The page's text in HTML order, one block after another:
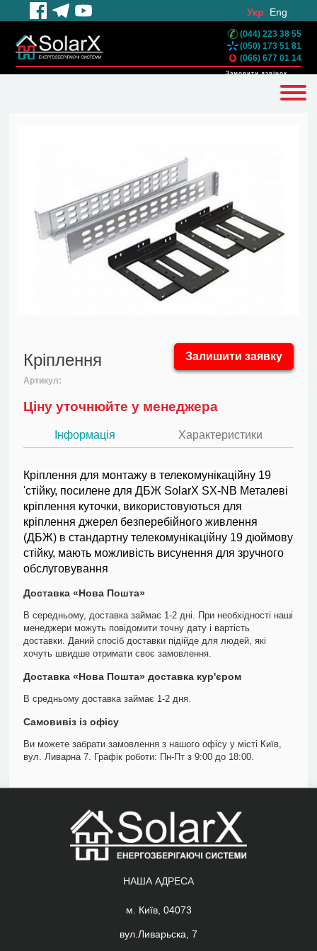
Укр Eng
(044) 223 38 55
(050) 173 51 81
(066) 677 01 14
Замовити дзвінок
Кріплення Залишити заявку
Артикул:
Ціну уточнюйте у менеджера
Інформація Характеристики
Кріплення для монтажу в телекомунікаційну 19
'стійку, посилене для ДБЖ SolarX SX-NB Металеві
кріплення куточки, використовуються для
кріплення джерел безперебійного живлення
(ДБЖ) в стандартну телекомунікаційну 19 дюймову
стійку, мають можливість висунення для зручного
обслуговування
Доставка «Нова Пошта»
В середньому, доставка займає 1-2 дні. При необхідності наші
менеджери можуть повідомити точну дату і вартість
доставки. Даний спосіб доставки підійде для людей, які
хочуть швидше отримати своє замовлення.
Доставка «Нова Пошта» доставка кур'єром
В средньому доставка займає 1-2 дня.
Самовивіз із офісу
Ви можете забрати замовлення з нашого офісу у місті Київ,
вул. Ливарна 7. Графік роботи: Пн-Пт з 9:00 до 18:00.
НАША АДРЕСА
м. Київ, 04073
вул.Ливарьска, 7